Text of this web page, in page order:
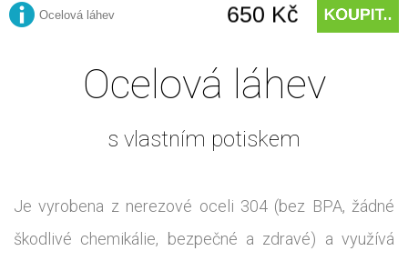
Ocelová láhev
s vlastním potiskem
Je vyrobena z nerezové oceli 304 (bez BPA, žádné
škodlivé chemikálie, bezpečné a zdravé) a využívá